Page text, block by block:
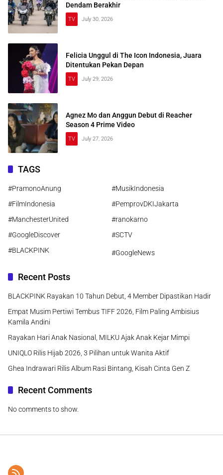
Dendam Berakhir
TV July 30, 2026
Felicia Unggul di The Icon Indonesia, Juara
Ditentukan Pekan Depan
TV July 29, 2026
Agnez Mo dan Anggun Debut di Reacher
Season 4 Prime Video
TV July 27, 2026
TAGS
#PramonoAnung
#MusikIndonesia
#FilmIndonesia
#PemprovDKIJakarta
#ManchesterUnited
#ranokarno
#GoogleDiscover
#SCTV
#BLACKPINK
#GoogleNews
Recent Posts
BLACKPINK Rayakan 10 Tahun Debut, 4 Member Dipastikan Hadir
Empat Musim Pertiwi Tembus TIFF 2026, Film Paling Ambisius
Kamila Andini
Rayakan Hari Anak Nasional, MILKU Ajak Anak Kejar Mimpi
UNIQLO Rilis Hijab 2026, 3 Pilihan untuk Wanita Aktif
Ghea Indrawari Rilis Album Rasi Bintang, Kisah Cinta Gen Z
Recent Comments
No comments to show.